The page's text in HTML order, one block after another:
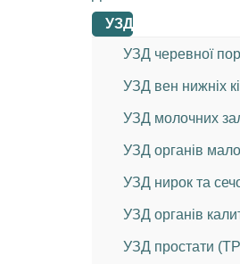
УЗД
УЗД черевної
УЗД вен нижніх
УЗД молочних
УЗД органів
УЗД нирок та
УЗД органів
УЗД простати